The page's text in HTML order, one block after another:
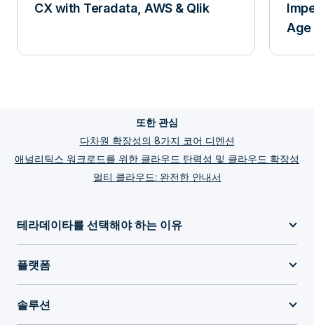
CX with Teradata, AWS & Qlik
Age
또한 관심
다차원 확장성의 8가지 코어 디멘션
애널리틱스 워크로드를 위한 클라우드 탄력성 및 클라우드 확장성
멀티 클라우드: 완전한 안내서
테라데이타를 선택해야 하는 이유
플랫폼
솔루션